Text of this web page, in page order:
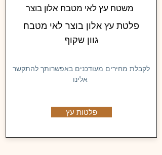
משטח עץ לאי מטבח אלון בוצר
פלטת עץ אלון בוצר לאי מטבח
גוון שקוף
לקבלת מחירים מעודכנים באפשרותך להתקשר
אלינו
פלטות עץ